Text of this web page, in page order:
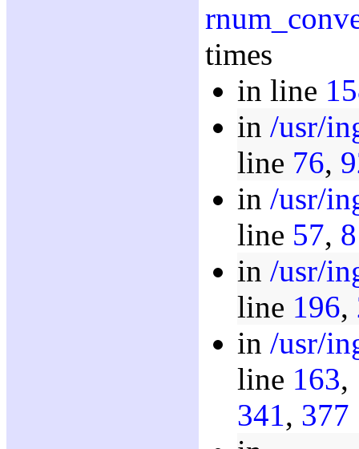
times
in line
in /usr/
line 76,
in /usr/
line 57,
in /usr/
line 196,
in /usr/
line 163,
341, 377